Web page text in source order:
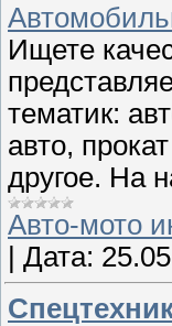
Ищете
тематик:
авто,
другое. На
Авто-мото
Дата: